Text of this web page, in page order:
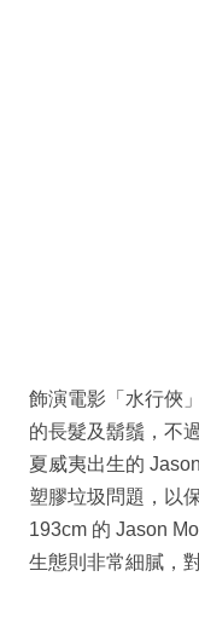
飾演電影「水行俠
的長髮及鬍鬚，不
夏威夷出生的
塑膠垃圾問題，以
193cm 的 Jason
生態則非常細膩，